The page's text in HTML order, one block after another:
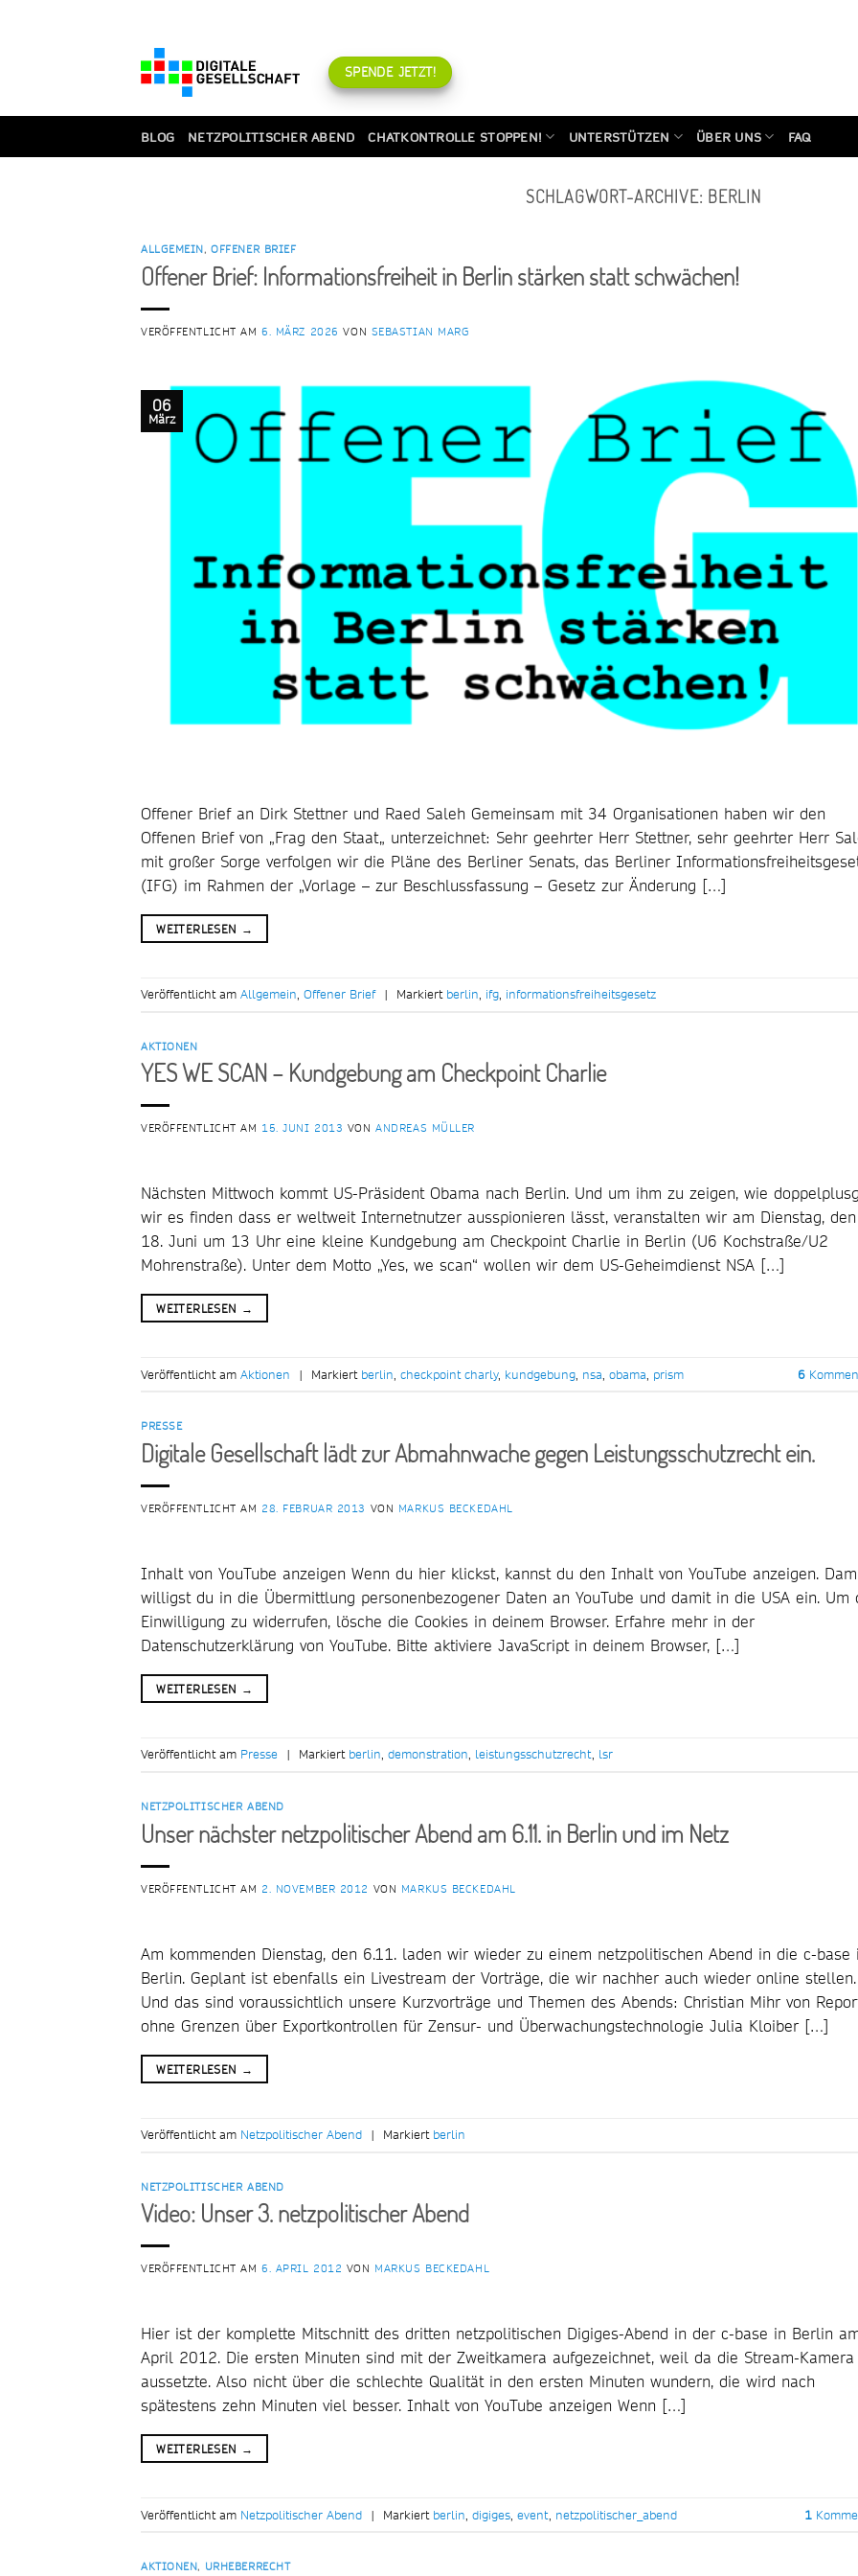
SPENDE JETZT!
BLOG NETZPOLITISCHER ABEND CHATKONTROLLE STOPPEN! UNTERSTÜTZEN ÜBER UNS FAQ
SCHLAGWORT-ARCHIVE: BERLIN
ALLGEMEIN,OFFENER BRIEF
Offener Brief: Informationsfreiheit in Berlin stärken statt schwächen!
VERÖFFENTLICHT AM6. MÄRZ 2026 VON SEBASTIAN MARG
06
März
Offener Brief an Dirk Stettner und Raed Saleh Gemeinsam mit 34 Organisationen haben wir den
Offenen Brief von „Frag den Staat„ unterzeichnet: Sehr geehrter Herr Stettner, sehr geehrter Herr
mit großer Sorge verfolgen wir die Pläne des Berliner Senats, das Berliner
(IFG) im Rahmen der „Vorlage – zur Beschlussfassung – Gesetz zur Änderung […]
WEITERLESEN →
Veröffentlicht am Allgemein, Offener Brief | Markiert berlin, ifg, informationsfreiheitsgesetz
AKTIONEN
YES WE SCAN – Kundgebung am Checkpoint Charlie
VERÖFFENTLICHT AM 15. JUNI 2013 VONANDREAS MÜLLER
Nächsten Mittwoch kommt US-Präsident Obama nach Berlin. Und um ihm zu zeigen, wie
wir es finden dass er weltweit Internetnutzer ausspionieren lässt, veranstalten wir am Dienstag, den
18. Juni um 13 Uhr eine kleine Kundgebung am Checkpoint Charlie in Berlin (U6 Kochstraße/U2
Mohrenstraße). Unter dem Motto „Yes, we scan“ wollen wir dem US-Geheimdienst NSA […]
WEITERLESEN →
Veröffentlicht am Aktionen | Markiert berlin, checkpoint charly, kundgebung, nsa, obama, prism 6
PRESSE
Digitale Gesellschaft lädt zur Abmahnwache gegen Leistungsschutzrecht ein.
VERÖFFENTLICHT AM 28. FEBRUAR 2013 VON MARKUS BECKEDAHL
Inhalt von YouTube anzeigen Wenn du hier klickst, kannst du den Inhalt von YouTube anzeigen.
willigst du in die Übermittlung personenbezogener Daten an YouTube und damit in die USA ein. Um
Einwilligung zu widerrufen, lösche die Cookies in deinem Browser. Erfahre mehr in der
Datenschutzerklärung von YouTube. Bitte aktiviere JavaScript in deinem Browser, […]
WEITERLESEN →
Veröffentlicht am Presse | Markiert berlin, demonstration, leistungsschutzrecht, lsr
NETZPOLITISCHER ABEND
Unser nächster netzpolitischer Abend am 6.11. in Berlin und im Netz
VERÖFFENTLICHT AM 2. NOVEMBER 2012 VON MARKUS BECKEDAHL
Am kommenden Dienstag, den 6.11. laden wir wieder zu einem netzpolitischen Abend in die c-base
Berlin. Geplant ist ebenfalls ein Livestream der Vorträge, die wir nachher auch wieder online stellen.
Und das sind voraussichtlich unsere Kurzvorträge und Themen des Abends: Christian Mihr von
ohne Grenzen über Exportkontrollen für Zensur- und Überwachungstechnologie Julia Kloiber […]
WEITERLESEN →
Veröffentlicht am Netzpolitischer Abend | Markiert berlin
NETZPOLITISCHER ABEND
Video: Unser 3. netzpolitischer Abend
VERÖFFENTLICHT AM6. APRIL 2012 VON MARKUS BECKEDAHL
Hier ist der komplette Mitschnitt des dritten netzpolitischen Digiges-Abend in der c-base in Berlin
April 2012. Die ersten Minuten sind mit der Zweitkamera aufgezeichnet, weil da die Stream-Kamera
aussetzte. Also nicht über die schlechte Qualität in den ersten Minuten wundern, die wird nach
spätestens zehn Minuten viel besser. Inhalt von YouTube anzeigen Wenn […]
WEITERLESEN →
Veröffentlicht am Netzpolitischer Abend | Markiert berlin, digiges, event, netzpolitischer_abend 1
AKTIONEN, URHEBERRECHT